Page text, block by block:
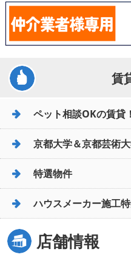
賃
ペット相談OKの賃貸！
京都大学＆京都芸術
特選物件
ハウスメーカー施工特
店舗情報